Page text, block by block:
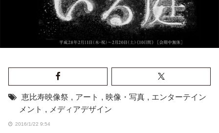
恵比寿映像祭 , アート , 映像・写真 , エンターテイン
メント , メディアデザイン
2016/1/22 9:54